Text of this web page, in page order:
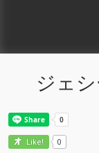
ジェ
Like! 0